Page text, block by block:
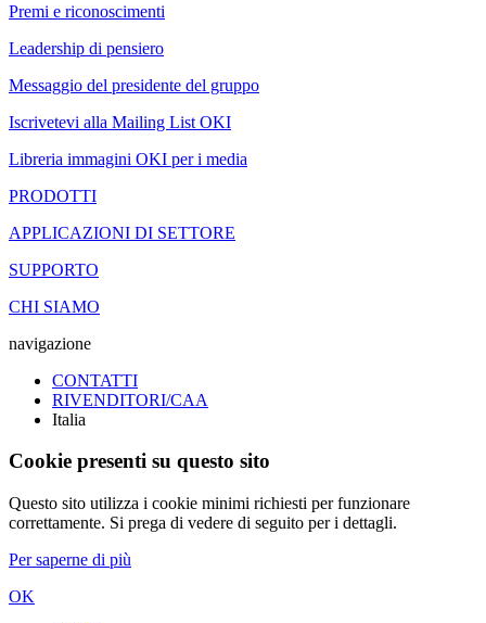
Premi e riconoscimenti
Leadership di pensiero
Messaggio del presidente del gruppo
Iscrivetevi alla Mailing List OKI
Libreria immagini OKI per i media
PRODOTTI
APPLICAZIONI DI SETTORE
SUPPORTO
CHI SIAMO
navigazione
CONTATTI
RIVENDITORI/CAA
Italia
Cookie presenti su questo sito
Questo sito utilizza i cookie minimi richiesti per funzionare
correttamente. Si prega di vedere di seguito per i dettagli.
Per saperne di più
OK